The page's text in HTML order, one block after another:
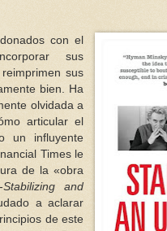
con el
sus
sus
bien. Ha
olvidada a
articular el
un influyente
Times le
de la «obra
Stabilizing and
a aclarar
de este